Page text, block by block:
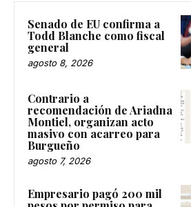
Senado de EU confirma a
Todd Blanche como fiscal
general
agosto 8, 2026
Contrario a
recomendación de Ariadna
Montiel, organizan acto
masivo con acarreo para
Burgueño
agosto 7, 2026
Empresario pagó 200 mil